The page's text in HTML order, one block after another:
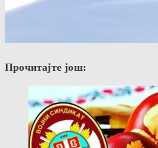
Прочитајте још: